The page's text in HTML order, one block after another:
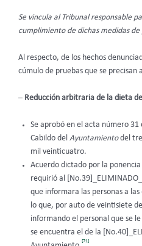
Se vincula al Tribunal responsable
cumplimiento de dichas medidas
Al respecto, de los hechos
cúmulo de pruebas que se precisan
– Reducción arbitraria de la dieta
Se aprobó en el acta número 31
Cabildo del Ayuntamientodel
mil veinticuatro.
Acuerdo dictado por la
requirió al
que informara las personas a
lo que, por auto de veintisiete
informando el personal que se
se encuentra el de la
[71]